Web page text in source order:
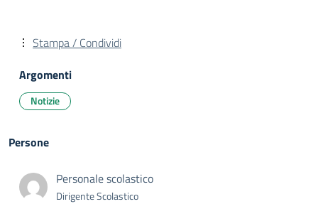
Stampa / Condividi
Argomenti
Notizie
Persone
Personale scolastico
Dirigente Scolastico